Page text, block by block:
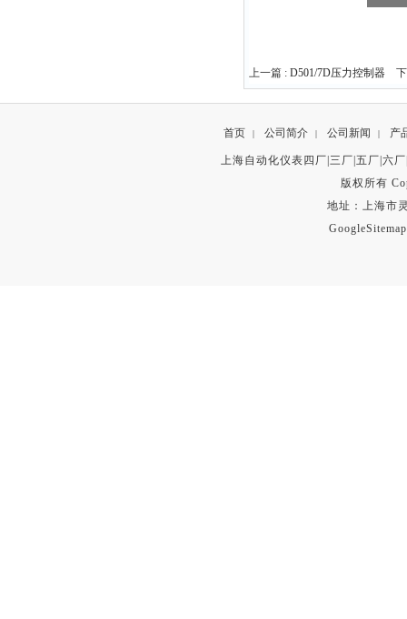
上一篇 : D501/7D压力控制器
首页 | 公司简介 | 公司新闻 | 产
上海自动化仪表四厂|三厂|五厂|六
版权所有
地址：上海市
GoogleSitemap